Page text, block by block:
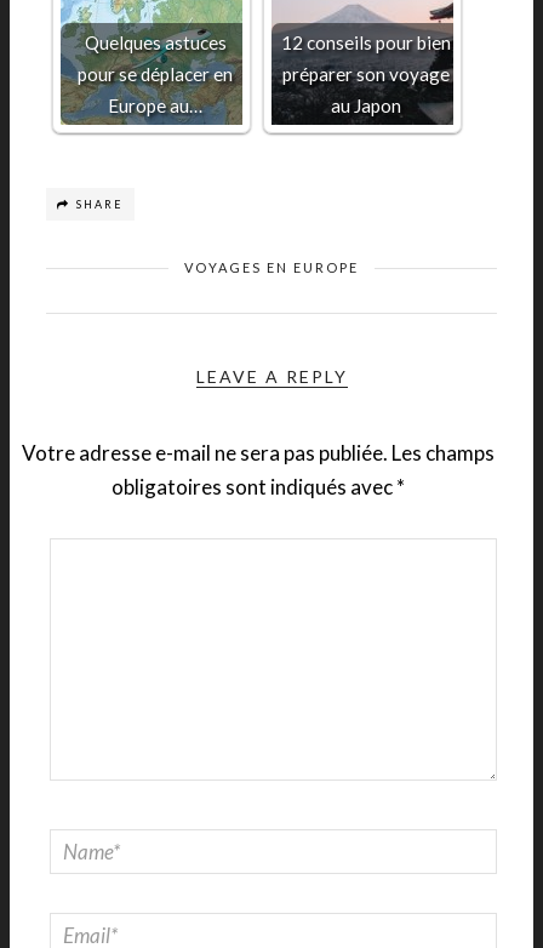
Quelques astuces
pour se déplacer en
Europe au…
12 conseils pour bien
préparer son voyage
au Japon
SHARE
VOYAGES EN EUROPE
LEAVE A REPLY
Votre adresse e-mail ne sera pas publiée. Les champs
obligatoires sont indiqués avec*